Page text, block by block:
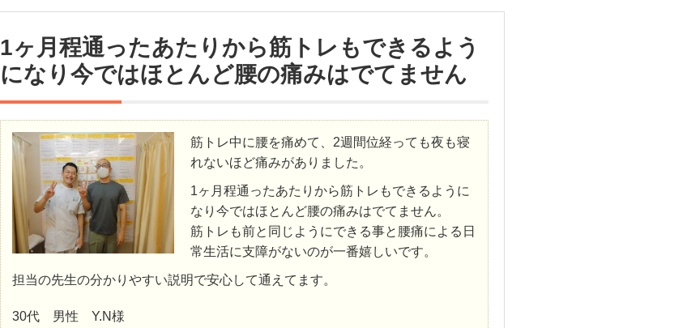
1ヶ月程通ったあたりから筋トレもできるよう
になり今ではほとんど腰の痛みはでてません
筋トレ中に腰を痛めて、2週間位経っても夜も寝
れないほど痛みがありました。
1ヶ月程通ったあたりから筋トレもできるように
なり今ではほとんど腰の痛みはでてません。
筋トレも前と同じようにできる事と腰痛による日
常生活に支障がないのが一番嬉しいです。
担当の先生の分かりやすい説明で安心して通えてます。
30代 男性 Y.N様